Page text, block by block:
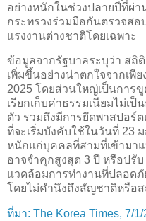
อย่างหนักในช่วงปลายปีที่ผ่า
กระทรวงร่วมมือกันตรวจส
แรงงานต่างชาติโดยเฉพาะ
ข้อมูลจากรัฐบาลระบุว่า สถิ
เพิ่มขึ้นอย่างน่าตกใจจากเพีย
2025 โดยส่วนใหญ่เป็นการ
เรียกเก็บค่าธรรมเนียมไม่เ
ตัว รวมถึงมีการยึดพาสปอร์
ที่จะเริ่มบังคับใช้ในวันที่ 23
หนักแก่บุคคลที่สามที่เข้ามา
อาจจำคุกสูงสุด 3 ปี หรือปรั
แวดล้อมการทำงานที่ปลอด
โดยไม่คำนึงถึงสัญชาติหรือ
ที่มา: The Korea Times, 7/1/